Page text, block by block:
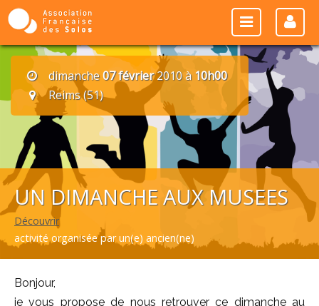
dimanche07 février2010 à 10h00
Reims (51)
UN DIMANCHE AUX MUSEES
Découvrir
activité organisée par un(e) ancien(ne)
Bonjour,
je vous propose de nous retrouver ce dimanche au